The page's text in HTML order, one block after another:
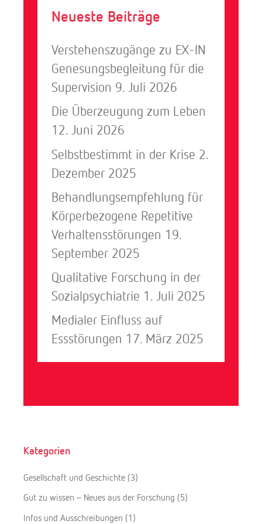
Neueste Beiträge
Verstehenszugänge zu EX-IN
Genesungsbegleitung für die
Supervision 9. Juli 2026
Die Überzeugung zum Leben
12. Juni 2026
Selbstbestimmt in der Krise 2.
Dezember 2025
Behandlungsempfehlung für
Körperbezogene Repetitive
Verhaltensstörungen 19.
September 2025
Qualitative Forschung in der
Sozialpsychiatrie 1. Juli 2025
Medialer Einfluss auf
Essstörungen 17. März 2025
Kategorien
Gesellschaft und Geschichte (3)
Gut zu wissen – Neues aus der Forschung (5)
Infos und Ausschreibungen (1)